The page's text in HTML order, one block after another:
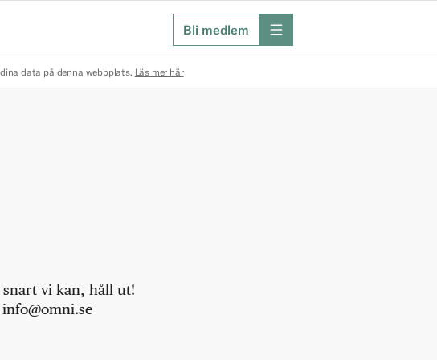
Bli medlem meny
data på denna webbplats. Läs mer här
vi kan, håll ut!